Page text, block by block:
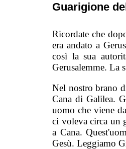
Guarigione
Ricordate che
era andato a
così la sua
Gerusalemme. La
Nel nostro brano
Cana di Galilea.
uomo che viene
ci voleva circa un
a Cana.
Gesù. Leggiamo